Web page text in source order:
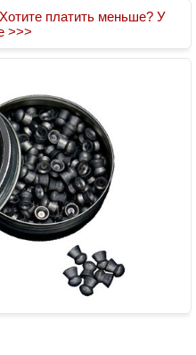
платить меньше? У
>>>